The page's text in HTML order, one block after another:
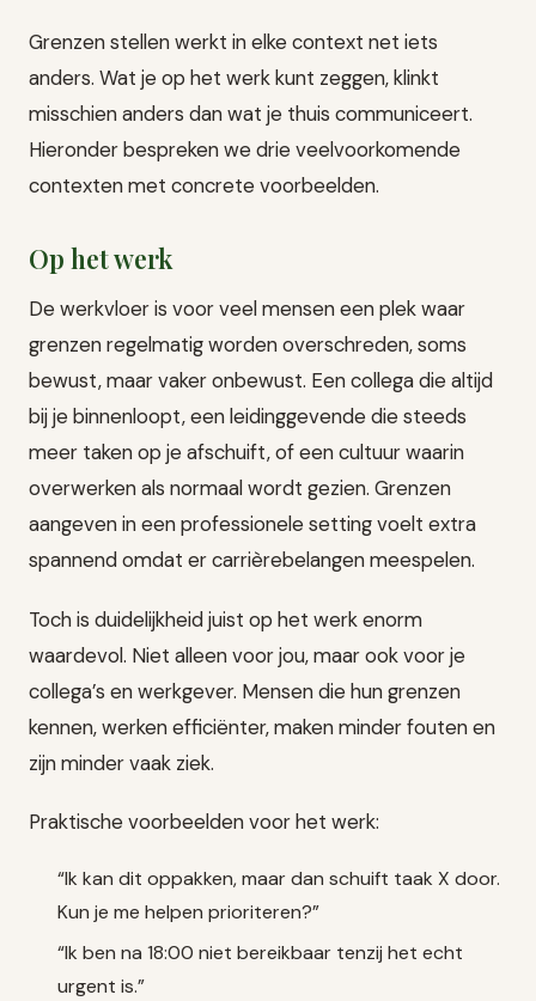
Grenzen stellen werkt in elke context net iets
anders. Wat je op het werk kunt zeggen, klinkt
misschien anders dan wat je thuis communiceert.
Hieronder bespreken we drie veelvoorkomende
contexten met concrete voorbeelden.
Op het werk
De werkvloer is voor veel mensen een plek waar
grenzen regelmatig worden overschreden, soms
bewust, maar vaker onbewust. Een collega die altijd
bij je binnenloopt, een leidinggevende die steeds
meer taken op je afschuift, of een cultuur waarin
overwerken als normaal wordt gezien. Grenzen
aangeven in een professionele setting voelt extra
spannend omdat er carrièrebelangen meespelen.
Toch is duidelijkheid juist op het werk enorm
waardevol. Niet alleen voor jou, maar ook voor je
collega’s en werkgever. Mensen die hun grenzen
kennen, werken efficiënter, maken minder fouten en
zijn minder vaak ziek.
Praktische voorbeelden voor het werk:
“Ik kan dit oppakken, maar dan schuift taak X door.
Kun je me helpen prioriteren?”
“Ik ben na 18:00 niet bereikbaar tenzij het echt
urgent is.”